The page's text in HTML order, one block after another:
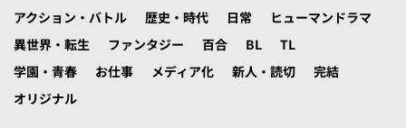
アクション・バトル
歴史・時代 日常
ヒューマンドラマ
異世界・転生
ファンタジー 百合 BL
TL
学園・青春
お仕事 メディア化 新人・読切
完結
オリジナル